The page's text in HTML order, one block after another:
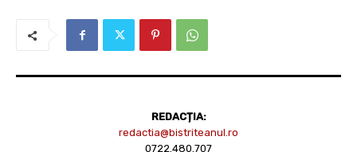
REDACȚIA:
redactia@bistriteanul.ro
0722.480.707